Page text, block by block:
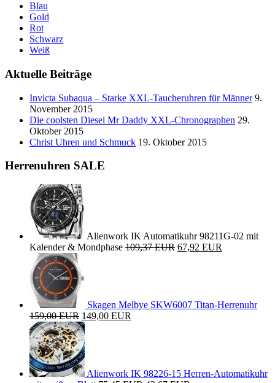
Blau
Gold
Rot
Schwarz
Weiß
Aktuelle Beiträge
Invicta Subaqua – Starke XXL-Taucheruhren für Männer 9.
November 2015
Die coolsten Diesel Mr Daddy XXL-Chronographen 29.
Oktober 2015
Christ Uhren und Schmuck 19. Oktober 2015
Herrenuhren SALE
Alienwork IK Automatikuhr 98211G-02 mit
Kalender & Mondphase 109,37 EUR 67,92 EUR
Skagen Melbye SKW6007 Titan-Herrenuhr
159,00 EUR 149,00 EUR
Alienwork IK 98226-15 Herren-Automatikuhr